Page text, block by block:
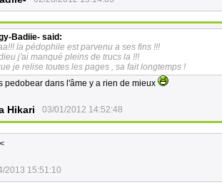
Badiie- said:
la pédophile est parvenu a ses fins !!!
j'ai manqué pleins de trucs la !!!
je relise toutes les pages , sa fait longtemps !
pedobear dans l'âme y a rien de mieux
Hikari 03/01/2012 14:52:48
2013 15:51:10